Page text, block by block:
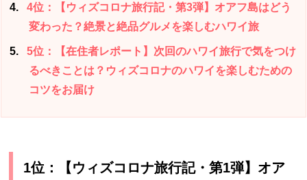
4
4位：【ウィズコロナ旅行記・第3弾】オアフ島はどう
変わった？絶景と絶品グルメを楽しむハワイ旅
5
5位：【在住者レポート】次回のハワイ旅行で気をつけ
るべきことは？ウィズコロナのハワイを楽しむための
コツをお届け
1位：【ウィズコロナ旅行記・第1弾】オア